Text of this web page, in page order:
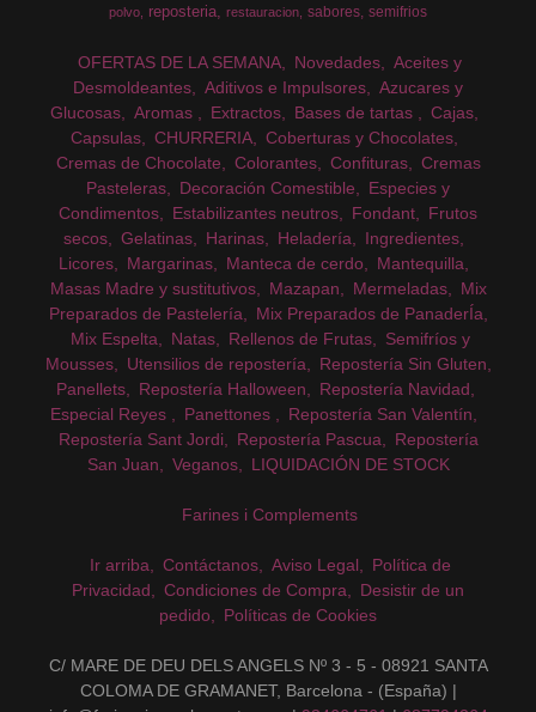
polvo
reposteria restauracion sabores semifrios
OFERTAS DE LA SEMANA Novedades
Aceites y
Desmoldeantes
Aditivos e Impulsores
Azucares y
Glucosas
Aromas Extractos Bases de tartas
Cajas
Capsulas
CHURRERIA
Coberturas y Chocolates
Cremas de Chocolate
Colorantes Confituras
Cremas
Pasteleras
Decoración Comestible
Especies y
Condimentos
Estabilizantes neutros Fondant
Frutos
secos
Gelatinas Harinas Heladería
Ingredientes
Licores
Margarinas Manteca de cerdo
Mantequilla
Masas Madre y sustitutivos
Mazapan Mermeladas
Mix
Preparados de Pastelería
Mix Preparados de PanaderÍa
Mix Espelta
Natas Rellenos de Frutas
Semifríos y
Mousses
Utensilios de repostería
Repostería Sin Gluten
Panellets
Repostería Halloween
Repostería Navidad
Especial Reyes
Panettones
Repostería San Valentín
Repostería Sant Jordi
Repostería Pascua
Repostería
San Juan
Veganos LIQUIDACIÓN DE STOCK
Farines i Complements
Ir arriba Contáctanos Aviso Legal
Política de
Privacidad
Condiciones de Compra
Desistir de un
pedido
Políticas de Cookies
C/ MARE DE DEU DELS ANGELS Nº 3 - 5 - 08921 SANTA
COLOMA DE GRAMANET, Barcelona - (España) |